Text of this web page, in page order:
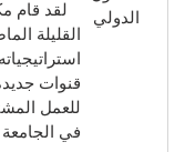
الدولي
لقد قام
القليلة
قنوات
للعمل
في